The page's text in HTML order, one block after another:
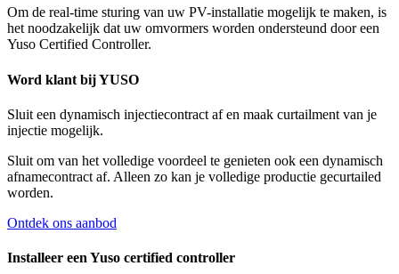
Om de real-time sturing van uw PV-installatie mogelijk te maken, is
het noodzakelijk dat uw omvormers worden ondersteund door een
Yuso Certified Controller.
Word klant bij YUSO
Sluit een dynamisch injectiecontract af en maak curtailment van je
injectie mogelijk.
Sluit om van het volledige voordeel te genieten ook een dynamisch
afnamecontract af. Alleen zo kan je volledige productie gecurtailed
worden.
Ontdek ons aanbod
Installeer een Yuso certified controller